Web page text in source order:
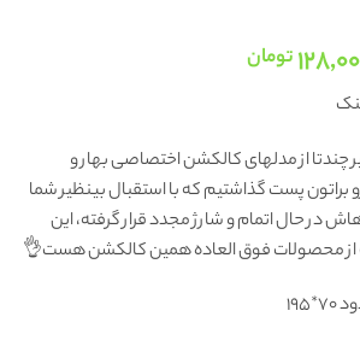
تومانقیمت
چندتا از مدلهای کالکشن اختصاصی بهار و
پست گذاشتیم که با استقبال بینظیر شما
در حال اتمام و شارژ مجدد قرار گرفته، این
محصولات فوق العاده همین کالکشن هست👌